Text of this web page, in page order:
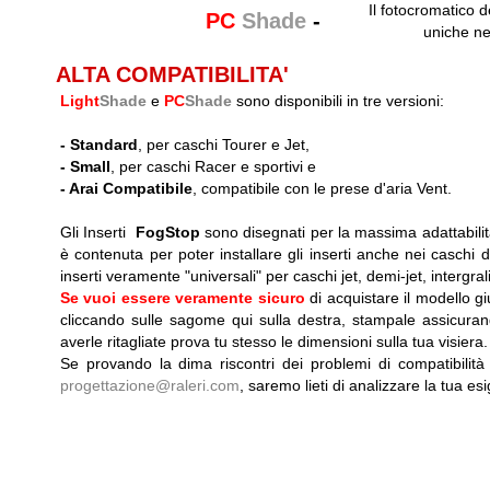
PC Shade -
Il fotocromatico
uniche
ALTA COMPATIBILITA'
LightShade e PCShade sono disponibili in tre versioni:
- Standard , per caschi Tourer e Jet,
- Small , per caschi Racer e sportivi e
-Arai Compatibile , compatibile con le prese d'aria Vent.
Gli Inserti FogStop sono disegnati per la massima
è contenuta per poter installare gli inserti anche nei caschi
inserti veramente "universali" per caschi jet, demi-jet,
Se vuoi essere veramente sicuro di acquistare il modello
cliccando sulle sagome qui sulla destra, stampale
averle ritagliate prova tu stesso le dimensioni sulla tua visiera.
Se provando la dima riscontri dei problemi di
progettazione@raleri.com , saremo lieti di analizzare la tua